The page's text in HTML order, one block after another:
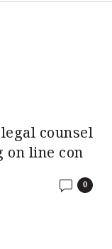
counsel
on line con
0